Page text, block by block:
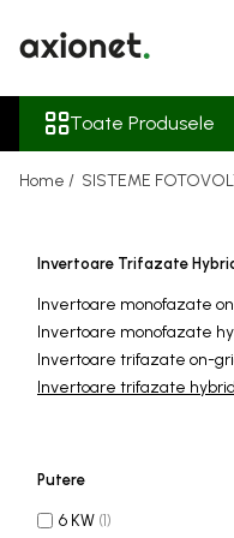
STATII DE INCARCARE
Statie Fast Charge DC
Accesorii
Prepay Polyfazer
SISTEME FOTOVOLTAICE
Bifaciale
Invertoare
Toate Produsele
Home / SISTEME
Invertoare Trifazate
Invertoare monofazate
Invertoare monofazate
Invertoare trifazate on-
Invertoare trifazate hybrid
Putere
6 KW (1)